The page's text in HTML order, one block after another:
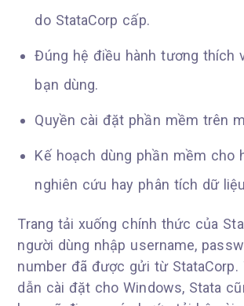
do StataCorp cấp.
Đúng hệ điều hành tương thích
bạn dùng.
Quyền cài đặt phần mềm trên
Kế hoạch dùng phần mềm cho
nghiên cứu hay phân tích dữ
Trang tải xuống chính thức của
người dùng nhập username,
number đã được gửi từ StataCorp.
dẫn cài đặt cho Windows, Stata